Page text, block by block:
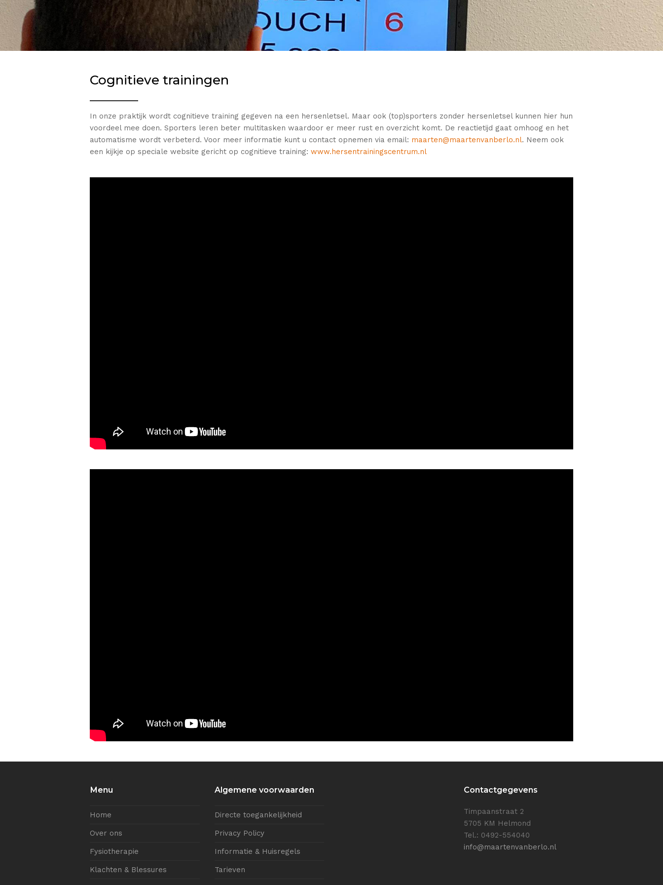
Cognitieve trainingen
In onze praktijk wordt cognitieve training gegeven na een hersenletsel. Maar ook (top)sporters zonder hersenletsel kunnen hier hun
voordeel mee doen. Sporters leren beter multitasken waardoor er meer rust en overzicht komt. De reactietijd gaat omhoog en het
automatisme wordt verbeterd. Voor meer informatie kunt u contact opnemen via email: maarten@maartenvanberlo.nl. Neem ook
een kijkje op speciale website gericht op cognitieve training: www.hersentrainingscentrum.nl
Menu
Home
Over ons
Fysiotherapie
Klachten & Blessures
Algemene voorwaarden
Directe toegankelijkheid
Privacy Policy
Informatie & Huisregels
Tarieven
Contactgegevens
Timpaanstraat 2
5705 KM Helmond
Tel.: 0492-554040
info@maartenvanberlo.nl